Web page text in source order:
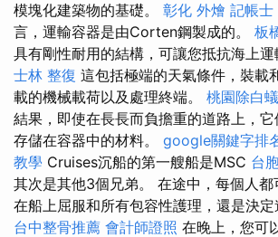
模塊化建築物的基礎。 彰化 外燴 記帳士
言，運輸容器是由Corten鋼製成的。 板
具有剛性耐用的結構，可讓您抵抗海上運
士林 整復 這包括極端的天氣條件，裝載
載的機械載荷以及處理終端。 桃園除白
結果，即使在長長而負擔重的道路上，
存儲在容器中的材料。 google關鍵字排
教學 Cruises沉船的第一艘船是MSC 台
其次是其他3個兄弟。 在途中，每個人
在船上屈服和所有包容性護理，還是決定
台中整骨推薦 會計師證照 在晚上，您可